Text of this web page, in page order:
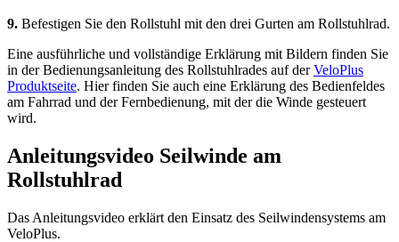
9. Befestigen Sie den Rollstuhl mit den drei Gurten am Rollstuhlrad.
Eine ausführliche und vollständige Erklärung mit Bildern finden Sie
in der Bedienungsanleitung des Rollstuhlrades auf derVeloPlus
Produktseite. Hier finden Sie auch eine Erklärung des Bedienfeldes
am Fahrrad und der Fernbedienung, mit der die Winde gesteuert
wird.
Anleitungsvideo Seilwinde am
Rollstuhlrad
Das Anleitungsvideo erklärt den Einsatz des Seilwindensystems am
VeloPlus.